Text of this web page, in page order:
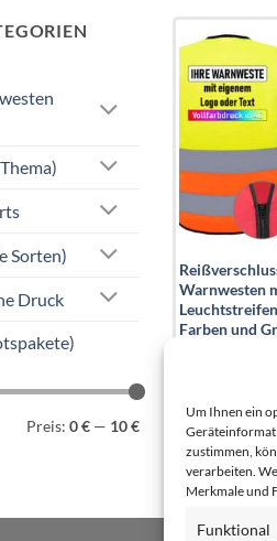
Um Ihnen ein
zustimmen,
verarbeiten.
Merkmale und
Funktional
Sorten)
Druck
Preis: 0 € — 10 €
Warnwesten
Farben und